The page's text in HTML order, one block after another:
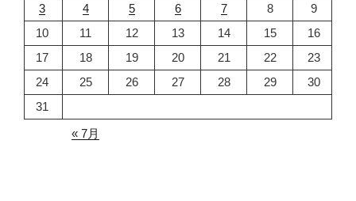
3
4 5 6 7 8
9
10
11 12 13 14 15
16
17
18 19 20 21 22
23
24
25 26 27 28 29
30
31
« 7月